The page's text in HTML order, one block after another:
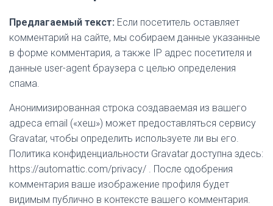
Предлагаемый текст: Если посетитель оставляет
комментарий на сайте, мы собираем данные указанные
в форме комментария, а также IP адрес посетителя и
данные user-agent браузера с целью определения
спама.
Анонимизированная строка создаваемая из вашего
адреса email («хеш») может предоставляться сервису
Gravatar, чтобы определить используете ли вы его.
Политика конфиденциальности Gravatar доступна здесь:
https://automattic.com/privacy/ . После одобрения
комментария ваше изображение профиля будет
видимым публично в контексте вашего комментария.